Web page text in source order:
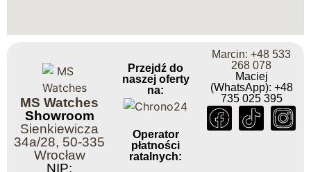
MS Watches
Showroom
Sienkiewicza
34a/28, 50-335
Wrocław
NIP:
Przejdź do
naszej oferty
na:
Operator
płatności
ratalnych:
Marcin: +48 533
268 078
Maciej
(WhatsApp): +48
735 025 395